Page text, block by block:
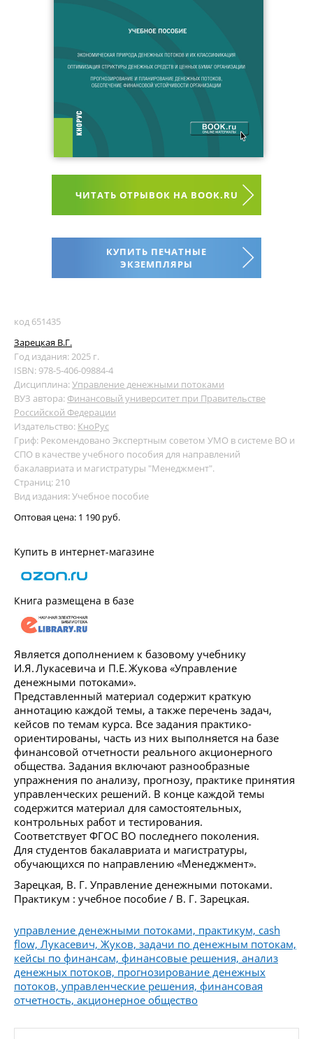
ЧИТАТЬ ОТРЫВОК НА BOOK.RU
КУПИТЬ ПЕЧАТНЫЕ
ЭКЗЕМПЛЯРЫ
код 651435
Зарецкая В.Г.
Год издания: 2025 г.
ISBN: 978-5-406-09884-4
Дисциплина:Управление денежными потоками
ВУЗ автора: Финансовый университет при Правительстве
Российской Федерации
Издательство: КноРус
Гриф: Рекомендовано Экспертным советом УМО в системе ВО и
СПО в качестве учебного пособия для направлений
бакалавриата и магистратуры "Менеджмент".
Страниц: 210
Вид издания: Учебное пособие
Оптовая цена: 1 190 руб.
Купить в интернет-магазине
Книга размещена в базе
Является дополнением к базовому учебнику
И.Я. Лукасевича и П.Е. Жукова «Управление
денежными потоками».
Представленный материал содержит краткую
аннотацию каждой темы, а также перечень задач,
кейсов по темам курса. Все задания практико-
ориентированы, часть из них выполняется на базе
финансовой отчетности реального акционерного
общества. Задания включают разнообразные
упражнения по анализу, прогнозу, практике принятия
управленческих решений. В конце каждой темы
содержится материал для самостоятельных,
контрольных работ и тестирования.
Соответствует ФГОС ВО последнего поколения.
Для студентов бакалавриата и магистратуры,
обучающихся по направлению «Менеджмент».
Зарецкая, В. Г. Управление денежными потоками.
Практикум : учебное пособие / В. Г. Зарецкая.
управление денежными потоками, практикум, cash
flow, Лукасевич, Жуков, задачи по денежным потокам,
кейсы по финансам, финансовые решения, анализ
денежных потоков, прогнозирование денежных
потоков, управленческие решения, финансовая
отчетность, акционерное общество